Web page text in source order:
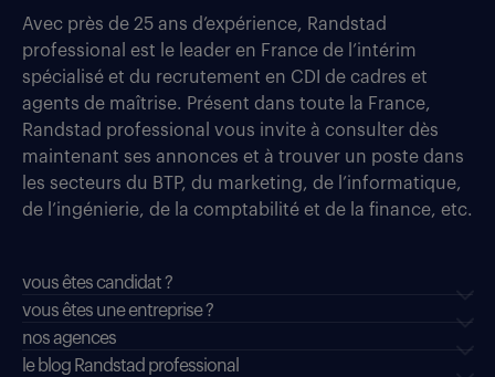
Avec près de 25 ans d’expérience, Randstad
professional est le leader en France de l’intérim
spécialisé et du recrutement en CDI de cadres et
agents de maîtrise. Présent dans toute la France,
Randstad professional vous invite à consulter dès
maintenant ses annonces et à trouver un poste dans
les secteurs du BTP, du marketing, de l’informatique,
de l’ingénierie, de la comptabilité et de la finance, etc.
vous êtes candidat ?
vous êtes une entreprise ?
nos agences
le blog Randstad professional